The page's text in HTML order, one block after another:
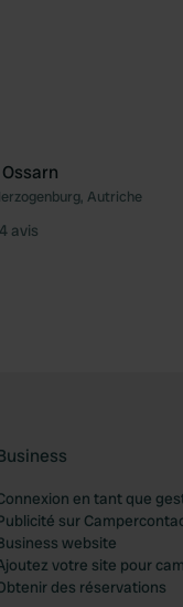
Autriche
4 avis
en tant que
sur
website
votre site pour
des réservations